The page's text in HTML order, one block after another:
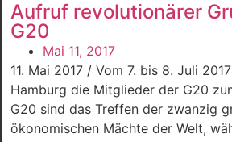
Aufruf revolutionärer
G20
Mai 11, 2017
11. Mai 2017 / Vom 7. bis 8. Juli
Hamburg die Mitglieder der G20
G20 sind das Treffen der zwanzig
ökonomischen Mächte der Welt,